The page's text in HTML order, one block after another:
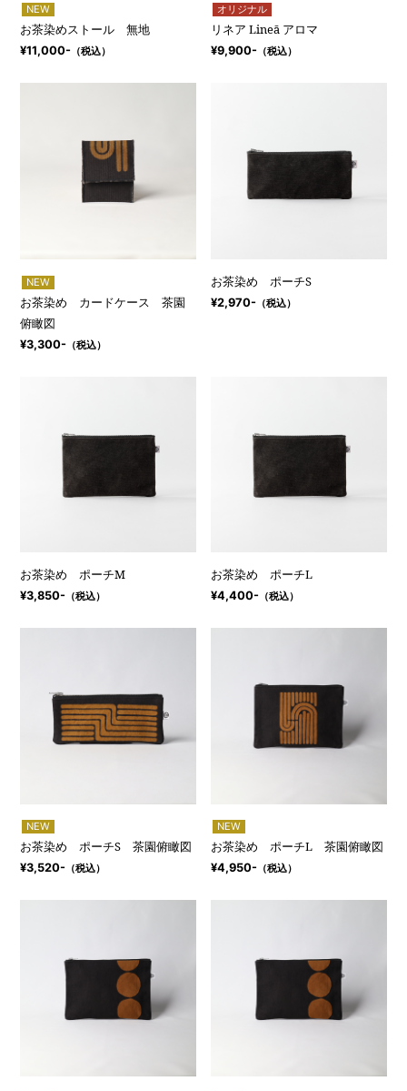
NEW
お茶染めストール 無地
¥11,000- （税込）
オリジナル
リネア Lineā アロマ
¥9,900- （税込）
NEW
お茶染め カードケース 茶園
俯瞰図
¥3,300- （税込）
お茶染め ポーチS
¥2,970- （税込）
お茶染め ポーチM
¥3,850- （税込）
お茶染め ポーチL
¥4,400- （税込）
NEW
お茶染め ポーチS 茶園俯瞰図
¥3,520- （税込）
NEW
お茶染め ポーチL 茶園俯瞰図
¥4,950- （税込）